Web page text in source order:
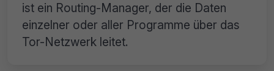
ist ein Routing-Manager, der die Daten
einzelner oder aller Programme über das
Tor-Netzwerk leitet.